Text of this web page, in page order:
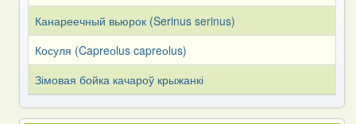
Канареечный вьюрок (Serinus serinus)
Косуля (Capreоlus capreоlus)
Зімовая бойка качароў крыжанкі